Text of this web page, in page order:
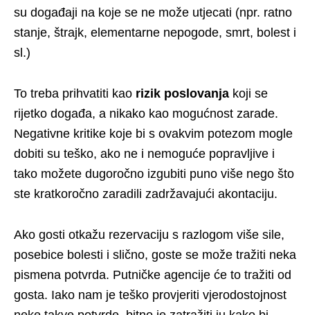
su događaji na koje se ne može utjecati (npr. ratno
stanje, štrajk, elementarne nepogode, smrt, bolest i
sl.)
To treba prihvatiti kao rizik poslovanja koji se
rijetko događa, a nikako kao mogućnost zarade.
Negativne kritike koje bi s ovakvim potezom mogle
dobiti su teško, ako ne i nemoguće popravljive i
tako možete dugoročno izgubiti puno više nego što
ste kratkoročno zaradili zadržavajući akontaciju.
Ako gosti otkažu rezervaciju s razlogom više sile,
posebice bolesti i slično, goste se može tražiti neka
pismena potvrda. Putničke agencije će to tražiti od
gosta. Iako nam je teško provjeriti vjerodostojnost